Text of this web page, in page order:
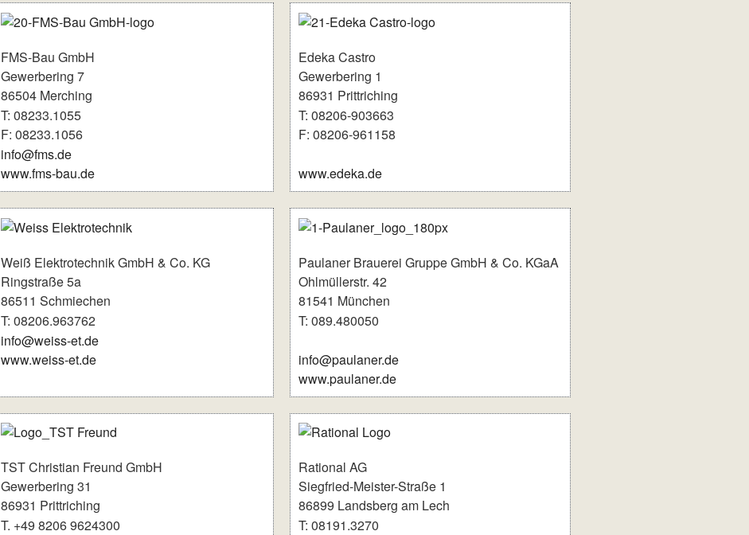
FMS-Bau GmbH
Gewerbering 7
86504 Merching
T: 08233.1055
F: 08233.1056
info@fms.de
www.fms-bau.de
Edeka Castro
Gewerbering 1
86931 Prittriching
T: 08206-903663
F: 08206-961158
www.edeka.de
Weiß Elektrotechnik GmbH & Co. KG
Ringstraße 5a
86511 Schmiechen
T: 08206.963762
info@weiss-et.de
www.weiss-et.de
Paulaner Brauerei Gruppe GmbH & Co. KGaA
Ohlmüllerstr. 42
81541 München
T: 089.480050
info@paulaner.de
www.paulaner.de
TST Christian Freund GmbH
Gewerbering 31
86931 Prittriching
T. +49 8206 9624300
Rational AG
Siegfried-Meister-Straße 1
86899 Landsberg am Lech
T: 08191.3270